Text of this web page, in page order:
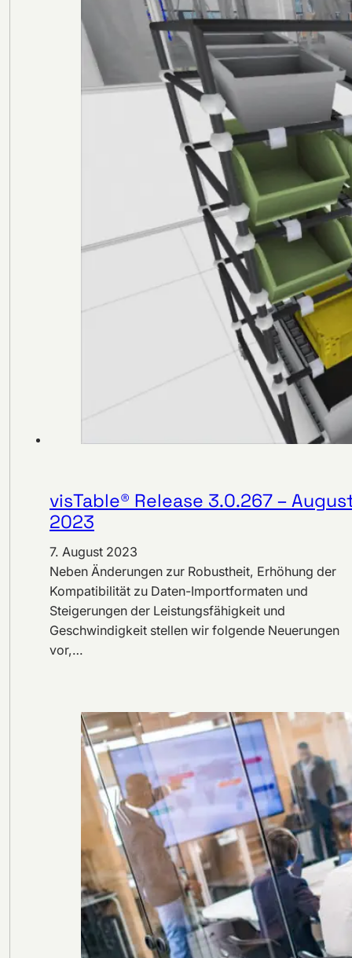
visTable® Release 3.0.267 –
2023
7. August 2023
Neben Änderungen zur Robustheit, Erhöhung der
Kompatibilität zu Daten-Importformaten und
Steigerungen der Leistungsfähigkeit und
Geschwindigkeit stellen wir folgende Neuerungen
vor,…